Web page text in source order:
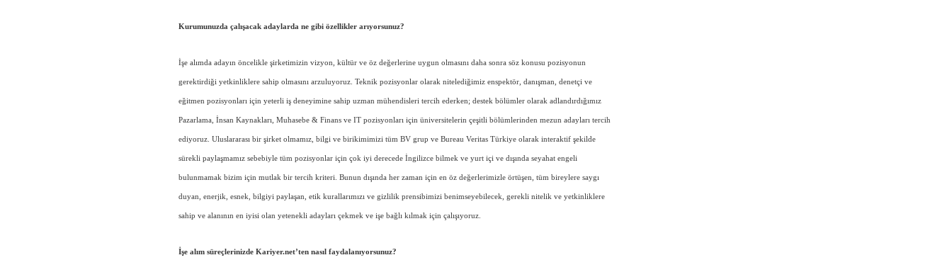
Kurumunuzda çalışacak adaylarda ne gibi özellikler arıyorsunuz?
İşe alımda adayın öncelikle şirketimizin vizyon, kültür ve öz değerlerine uygun olmasını daha sonra söz konusu pozisyonun
gerektirdiği yetkinliklere sahip olmasını arzuluyoruz. Teknik pozisyonlar olarak nitelediğimiz enspektör, danışman, denetçi ve
eğitmen pozisyonları için yeterli iş deneyimine sahip uzman mühendisleri tercih ederken; destek bölümler olarak adlandırdığımız
Pazarlama, İnsan Kaynakları, Muhasebe & Finans ve IT pozisyonları için üniversitelerin çeşitli bölümlerinden mezun adayları tercih
ediyoruz. Uluslararası bir şirket olmamız, bilgi ve birikimimizi tüm BV grup ve Bureau Veritas Türkiye olarak interaktif şekilde
sürekli paylaşmamız sebebiyle tüm pozisyonlar için çok iyi derecede İngilizce bilmek ve yurt içi ve dışında seyahat engeli
bulunmamak bizim için mutlak bir tercih kriteri. Bunun dışında her zaman için en öz değerlerimizle örtüşen, tüm bireylere saygı
duyan, enerjik, esnek, bilgiyi paylaşan, etik kurallarımızı ve gizlilik prensibimizi benimseyebilecek, gerekli nitelik ve yetkinliklere
sahip ve alanının en iyisi olan yetenekli adayları çekmek ve işe bağlı kılmak için çalışıyoruz.
İşe alım süreçlerinizde Kariyer.net’ten nasıl faydalanıyorsunuz?